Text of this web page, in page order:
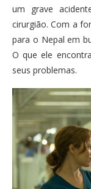
um grave
cirurgião. Com a
para o Nepal em
O que ele
seus problemas.